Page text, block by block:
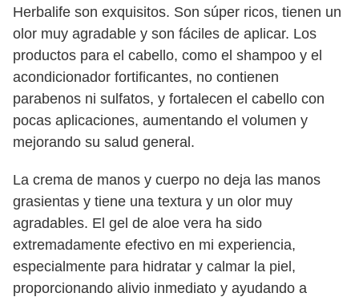
Herbalife son exquisitos. Son súper ricos, tienen un
olor muy agradable y son fáciles de aplicar. Los
productos para el cabello, como el shampoo y el
acondicionador fortificantes, no contienen
parabenos ni sulfatos, y fortalecen el cabello con
pocas aplicaciones, aumentando el volumen y
mejorando su salud general.
La crema de manos y cuerpo no deja las manos
grasientas y tiene una textura y un olor muy
agradables. El gel de aloe vera ha sido
extremadamente efectivo en mi experiencia,
especialmente para hidratar y calmar la piel,
proporcionando alivio inmediato y ayudando a